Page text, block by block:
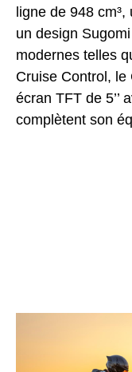
ligne de 948
un design
modernes telles
Cruise Control, le
écran TFT de 5’’
complètent son